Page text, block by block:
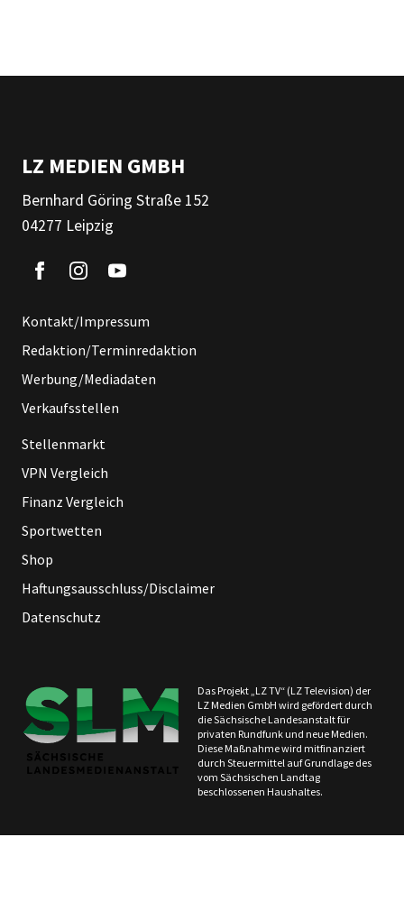
LZ MEDIEN GMBH
Bernhard Göring Straße 152
04277 Leipzig
Kontakt/Impressum
Redaktion/Terminredaktion
Werbung/Mediadaten
Verkaufsstellen
Stellenmarkt
VPN Vergleich
Finanz Vergleich
Sportwetten
Shop
Haftungsausschluss/Disclaimer
Datenschutz
Das Projekt „LZ TV“ (LZ Television) der
LZ Medien GmbH wird gefördert durch
die Sächsische Landesanstalt für
privaten Rundfunk und neue Medien.
Diese Maßnahme wird mitfinanziert
durch Steuermittel auf Grundlage des
vom Sächsischen Landtag
beschlossenen Haushaltes.